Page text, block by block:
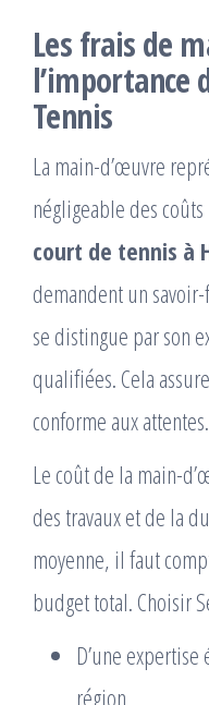
Les frais de
l’importance
Tennis
La main-d’œuvre
négligeable des
court de tennis à
demandent un
se distingue par son
qualifiées. Cela
conforme aux attentes.
Le coût de la main-
des travaux et de la
moyenne, il faut
budget total. Choisir
D’une
région